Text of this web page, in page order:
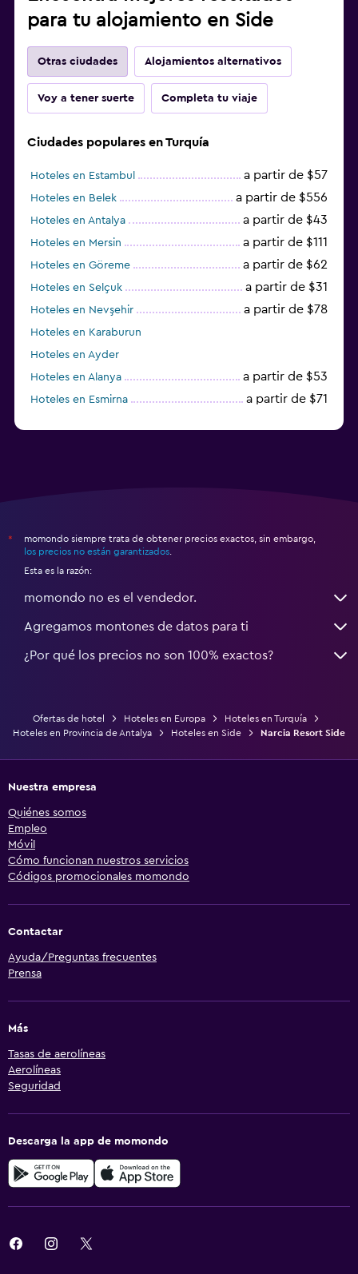
para tu alojamiento en Side
Otras ciudades Alojamientos alternativos
Voy a tener suerte Completa tu viaje
Ciudades populares en Turquía
Hoteles en Estambul a partir de $57
Hoteles en Belek a partir de $556
Hoteles en Antalya a partir de $43
Hoteles en Mersin a partir de $111
Hoteles en Göreme a partir de $62
Hoteles en Selçuk a partir de $31
Hoteles en Nevşehir a partir de $78
Hoteles en Karaburun
Hoteles en Ayder
Hoteles en Alanya
a partir de $53
Hoteles en Esmirna a partir de $71
*
momondo siempre trata de obtener precios exactos, sin embargo,
los precios no están garantizados
Esta es la razón:
momondo no es el vendedor.
Agregamos montones de datos para ti
¿Por qué los precios no son 100% exactos?
Ofertas de hotel Hoteles en Europa
Hoteles en Turquía
Hoteles en Provincia de Antalya
Hoteles en Side Narcia Resort Side
Nuestra empresa
Quiénes somos
Empleo
Móvil
Cómo funcionan nuestros servicios
Códigos promocionales momondo
Contactar
Ayuda/Preguntas frecuentes
Prensa
Más
Tasas de aerolíneas
Aerolíneas
Seguridad
Descarga la app de momondo